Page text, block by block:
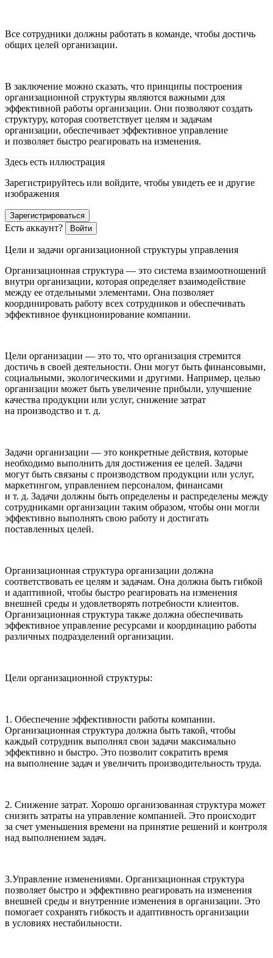
Все сотрудники должны работать в команде, чтобы достичь
общих целей организации.
В заключение можно сказать, что принципы построения
организационной структуры являются важными для
эффективной работы организации. Они позволяют создать
структуру, которая соответствует целям и задачам
организации, обеспечивает эффективное управление
и позволяет быстро реагировать на изменения.
Здесь есть иллюстрация
Зарегистрируйтесь или войдите, чтобы увидеть ее и другие
изображения
Зарегистрироваться
Есть аккаунт? Войти
Цели и задачи организационной структуры управления
Организационная структура — это система взаимоотношений
внутри организации, которая определяет взаимодействие
между ее отдельными элементами. Она позволяет
координировать работу всех сотрудников и обеспечивать
эффективное функционирование компании.
Цели организации — это то, что организация стремится
достичь в своей деятельности. Они могут быть финансовыми,
социальными, экологическими и другими. Например, целью
организации может быть увеличение прибыли, улучшение
качества продукции или услуг, снижение затрат
на производство и т. д.
Задачи организации — это конкретные действия, которые
необходимо выполнить для достижения ее целей. Задачи
могут быть связаны с производством продукции или услуг,
маркетингом, управлением персоналом, финансами
и т. д. Задачи должны быть определены и распределены между
сотрудниками организации таким образом, чтобы они могли
эффективно выполнять свою работу и достигать
поставленных целей.
Организационная структура организации должна
соответствовать ее целям и задачам. Она должна быть гибкой
и адаптивной, чтобы быстро реагировать на изменения
внешней среды и удовлетворять потребности клиентов.
Организационная структура также должна обеспечивать
эффективное управление ресурсами и координацию работы
различных подразделений организации.
Цели организационной структуры:
1. Обеспечение эффективности работы компании.
Организационная структура должна быть такой, чтобы
каждый сотрудник выполнял свои задачи максимально
эффективно и быстро. Это позволит сократить время
на выполнение задач и увеличить производительность труда.
2. Снижение затрат. Хорошо организованная структура может
снизить затраты на управление компанией. Это происходит
за счет уменьшения времени на принятие решений и контроля
над выполнением задач.
3.Управление изменениями. Организационная структура
позволяет быстро и эффективно реагировать на изменения
внешней среды и внутренние изменения в организации. Это
помогает сохранять гибкость и адаптивность организации
в условиях нестабильности.